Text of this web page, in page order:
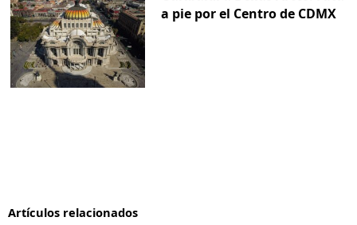
a pie por el Centro de CDMX
Artículos relacionados